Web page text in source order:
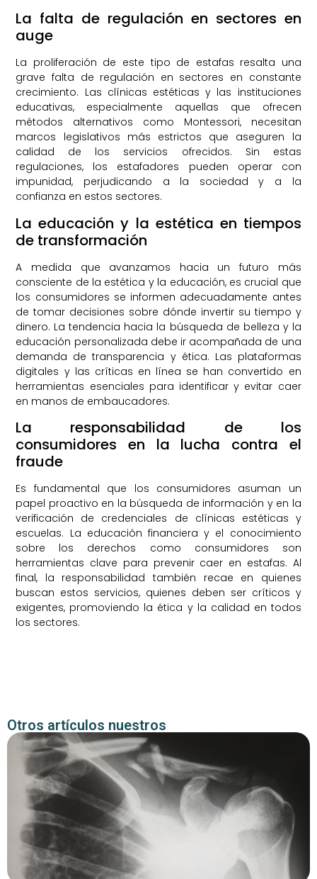
La falta de regulación en sectores en
auge
La proliferación de este tipo de estafas resalta una
grave falta de regulación en sectores en constante
crecimiento. Las clínicas estéticas y las instituciones
educativas, especialmente aquellas que ofrecen
métodos alternativos como Montessori, necesitan
marcos legislativos más estrictos que aseguren la
calidad de los servicios ofrecidos. Sin estas
regulaciones, los estafadores pueden operar con
impunidad, perjudicando a la sociedad y a la
confianza en estos sectores.
La educación y la estética en tiempos
de transformación
A medida que avanzamos hacia un futuro más
consciente de la estética y la educación, es crucial que
los consumidores se informen adecuadamente antes
de tomar decisiones sobre dónde invertir su tiempo y
dinero. La tendencia hacia la búsqueda de belleza y la
educación personalizada debe ir acompañada de una
demanda de transparencia y ética. Las plataformas
digitales y las críticas en línea se han convertido en
herramientas esenciales para identificar y evitar caer
en manos de embaucadores.
La responsabilidad de los
consumidores en la lucha contra el
fraude
Es fundamental que los consumidores asuman un
papel proactivo en la búsqueda de información y en la
verificación de credenciales de clínicas estéticas y
escuelas. La educación financiera y el conocimiento
sobre los derechos como consumidores son
herramientas clave para prevenir caer en estafas. Al
final, la responsabilidad también recae en quienes
buscan estos servicios, quienes deben ser críticos y
exigentes, promoviendo la ética y la calidad en todos
los sectores.
Otros artículos nuestros